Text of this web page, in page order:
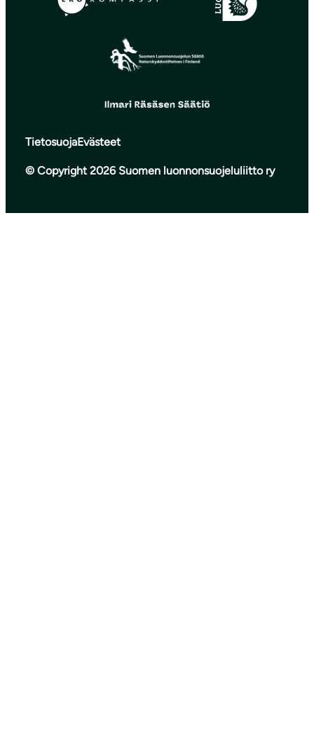
TietosuojaEvästeet
© Copyright 2026 Suomen luonnonsuojeluliitto ry